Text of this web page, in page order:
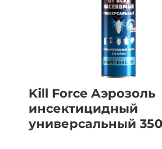
Kill Force Аэрозоль
инсектицидный
универсальный